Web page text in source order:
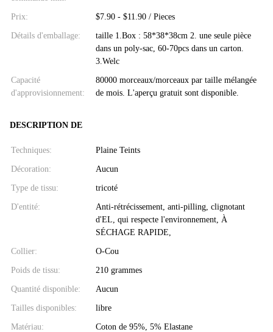
Prix: $7.90 - $11.90 / Pieces
Détails d'emballage:
taille 1.Box : 58*38*38cm 2. une seule pièce
dans un poly-sac, 60-70pcs dans un carton.
3.Welc
Capacité
d'approvisionnement:
80000 morceaux/morceaux par taille mélangée
de mois. L'aperçu gratuit sont disponible.
DESCRIPTION DE
Techniques: Plaine Teints
Décoration: Aucun
Type de tissu: tricoté
D'entité:
Anti-rétrécissement, anti-pilling, clignotant
d'EL, qui respecte l'environnement, À
SÉCHAGE RAPIDE,
Collier: O-Cou
Poids de tissu: 210 grammes
Quantité disponible: Aucun
Tailles disponibles: libre
Matériau: Coton de 95%, 5% Elastane